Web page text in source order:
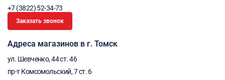
+7 (3822) 52-34-73
Заказать звонок
Адреса магазинов в г. Томск
ул. Шевченко, 44 ст. 46
пр-т Комсомольский, 7 ст. 6